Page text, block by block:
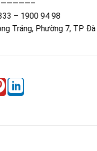
– 1900 94 98
Tráng, Phường 7, TP